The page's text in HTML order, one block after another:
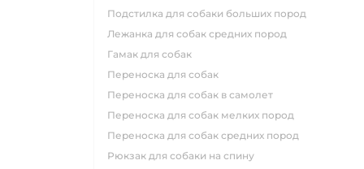
подстилка для собаки больших пород
лежанка для собак средних пород
гамак для собак
переноска для собак
переноска для собак в самолет
переноска для собак мелких пород
переноска для собак средних пород
рюкзак для собаки на спину